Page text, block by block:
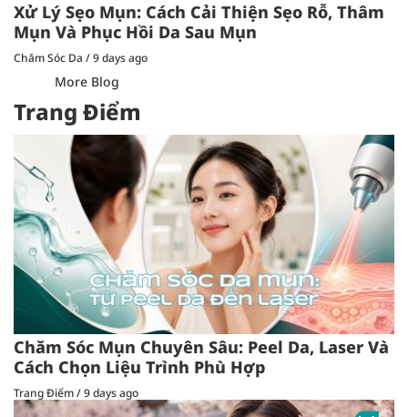
Xử Lý Sẹo Mụn: Cách Cải Thiện Sẹo Rỗ, Thâm
Mụn Và Phục Hồi Da Sau Mụn
Chăm Sóc Da /9 days ago
More Blog
Trang Điểm
Chăm Sóc Mụn Chuyên Sâu: Peel Da, Laser Và
Cách Chọn Liệu Trình Phù Hợp
Trang Điểm/9 days ago